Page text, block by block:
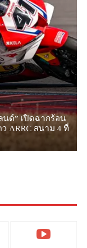
ด์” เปิดฉากร้อน
ARRC สนาม 4 ที่